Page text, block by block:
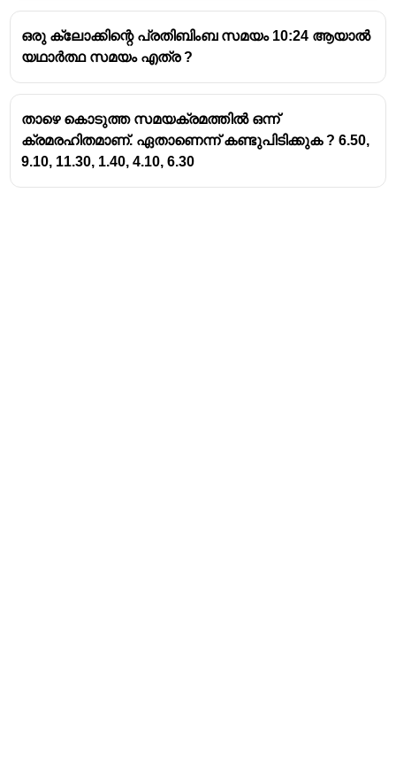
ഒരു ക്ലോക്കിന്റെ പ്രതിബിംബ സമയം 10:24 ആയാൽ
യഥാർത്ഥ സമയം എത്ര ?
താഴെ കൊടുത്ത സമയക്രമത്തിൽ ഒന്ന്
ക്രമരഹിതമാണ്. ഏതാണെന്ന് കണ്ടുപിടിക്കുക ? 6.50,
9.10, 11.30, 1.40, 4.10, 6.30